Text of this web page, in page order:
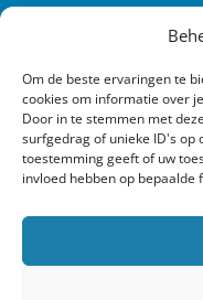
Om de beste ervaringen te
cookies om informatie over
Door in te stemmen met
surfgedrag of unieke ID's op
toestemming geeft of uw
invloed hebben op bepaalde